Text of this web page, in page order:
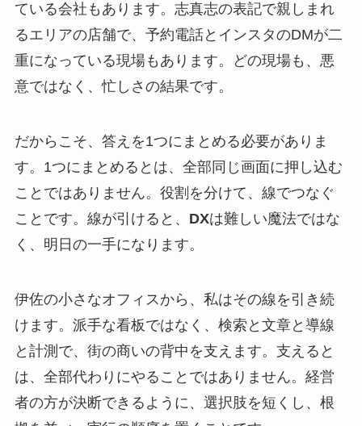
ている会社もあります。志真志の表記で親しまれ
るエリアの店舗で、予約電話とインスタのDMが二
重になっている現場もあります。どの現場も、悪
意ではなく、忙しさの結果です。
だからこそ、答えを1つにまとめる必要がありま
す。1つにまとめるとは、全部同じ画面に押し込む
ことではありません。役割を分けて、線でつなぐ
ことです。線が引けると、 DXは難しい魔法ではな
く、明日の一手になります。
伊佐の小さなオフィスから、私はその線を引き続
けます。派手な看板ではなく、検索と文章と導線
と計測で、街の商いの背中を支えます。支えると
は、全部代わりにやることではありません。経営
者の方が決断できるように、選択肢を短くし、根